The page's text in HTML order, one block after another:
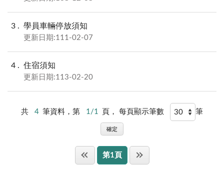
3 學員車輛停放須知
更新日期:111-02-07
4 住宿須知
更新日期:113-02-20
共 4 筆資料，第 1/1 頁， 每頁顯示筆數 筆
確定
第1頁